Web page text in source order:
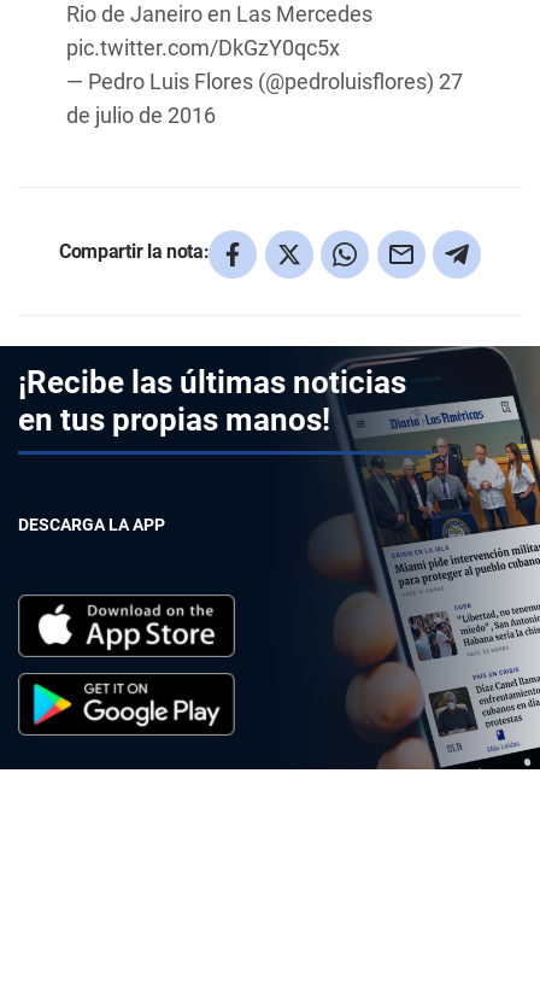
Rio de Janeiro en Las Mercedes
pic.twitter.com/DkGzY0qc5x
— Pedro Luis Flores (@pedroluisflores) 27
de julio de 2016
Compartir la nota:
¡Recibe las últimas noticias
en tus propias manos!
DESCARGA LA APP